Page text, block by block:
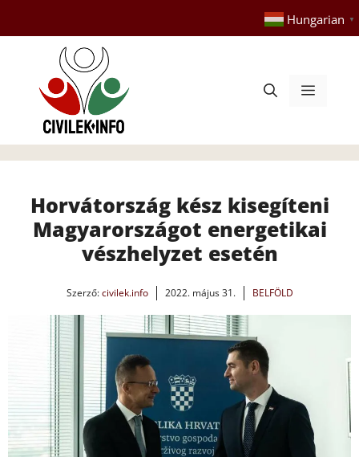
tartalomba
Hungarian ▼
Menü
Horvátország kész kisegíteni
Magyarországot energetikai
vészhelyzet esetén
Szerző:civilek.info 2022. május 31. BELFÖLD